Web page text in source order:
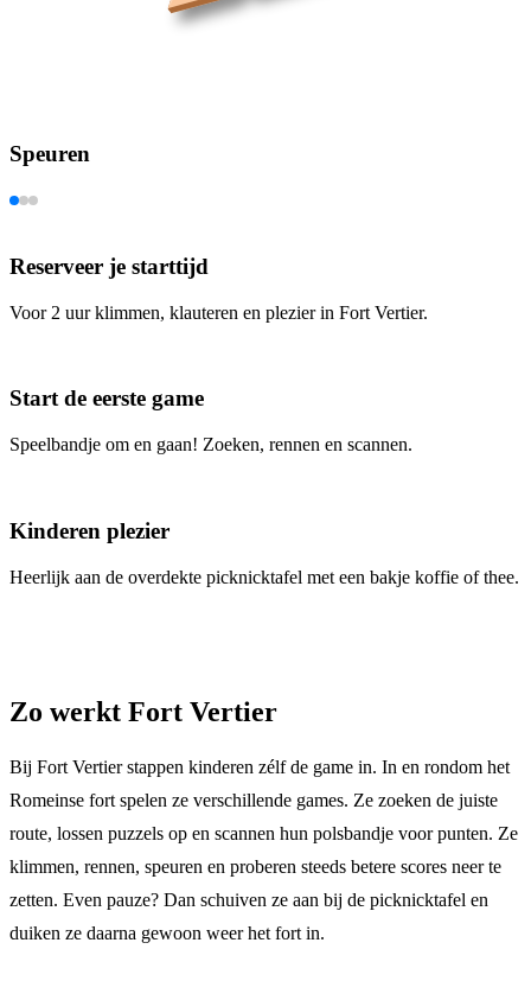
Speuren
Reserveer je starttijd
Voor 2 uur klimmen, klauteren en plezier in Fort Vertier.
Start de eerste game
Speelbandje om en gaan! Zoeken, rennen en scannen.
Kinderen plezier
Heerlijk aan de overdekte picknicktafel met een bakje koffie of thee.
Zo werkt Fort Vertier
Bij Fort Vertier stappen kinderen zélf de game in. In en rondom het
Romeinse fort spelen ze verschillende games. Ze zoeken de juiste
route, lossen puzzels op en scannen hun polsbandje voor punten. Ze
klimmen, rennen, speuren en proberen steeds betere scores neer te
zetten. Even pauze? Dan schuiven ze aan bij de picknicktafel en
duiken ze daarna gewoon weer het fort in.